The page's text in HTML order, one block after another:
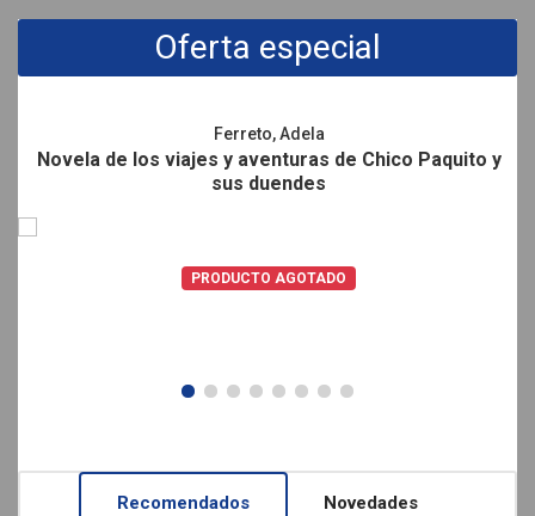
PromocionesOferta especial
Ferreto, Adela
Novela de los viajes y aventuras de Chico Paquito y
sus duendes
PRODUCTO AGOTADO
Recomendados Novedades